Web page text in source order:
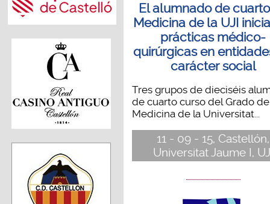
El alumnado de
Medicina de la UJI
prácticas médico-
quirúrgicas en
carácter social
Tres grupos de dieciséis
de cuarto curso del Grado de
Medicina de la Universitat...
11 - 09 - 15, Castellón,
Universitat Jaume I,